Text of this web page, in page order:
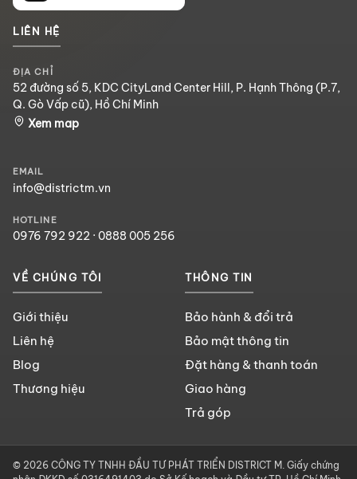
LIÊN HỆ
ĐỊA CHỈ
52 đường số 5, KDC CityLand Center Hill, P. Hạnh Thông (P.7,
Q. Gò Vấp cũ), Hồ Chí Minh
Xem map
EMAIL
info@districtm.vn
HOTLINE
0976 792 922 · 0888 005 256
VỀ CHÚNG TÔI
Giới thiệu
Liên hệ
Blog
Thương hiệu
THÔNG TIN
Bảo hành & đổi trả
Bảo mật thông tin
Đặt hàng & thanh toán
Giao hàng
Trả góp
© 2026 CÔNG TY TNHH ĐẦU TƯ PHÁT TRIỂN DISTRICT M. Giấy chứng